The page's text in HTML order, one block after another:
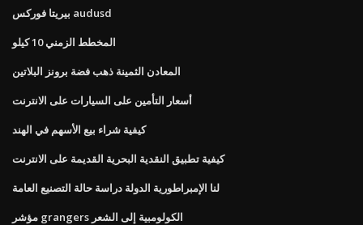
بيريتا فوركس audusd
المخطط الزمني 10 كيلو
المعادن الثمينة ذهب فضة برونز البلاتين
أسعار التأمين على السيارات على الانترنت
كيفية شراء بيع الأسهم في الهند
كيفية تطبيق النقدية البحرية القديمة على الانترنت
لنا الإمبراطورية الدولة دراسة حالة التصنيع العامة
مؤشر grangers الكولومبية إلى الشعر